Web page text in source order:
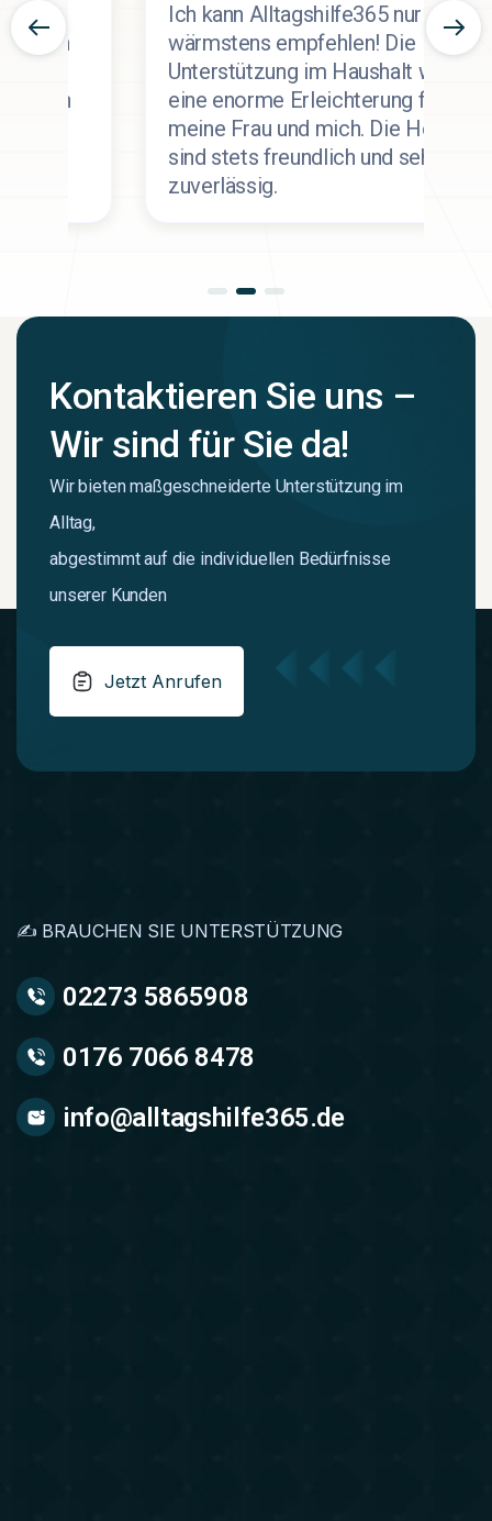
Ich kann Alltagshilfe365 nur
wärmstens empfehlen! Die
Unterstützung im Haushalt war
eine enorme Erleichterung für
meine Frau und mich. Die Helfer
sind stets freundlich und sehr
zuverlässig.
Kontaktieren Sie uns –
Wir sind für Sie da!
Wir bieten maßgeschneiderte Unterstützung im
Alltag,
abgestimmt auf die individuellen Bedürfnisse
unserer Kunden
Jetzt Anrufen
✍️ BRAUCHEN SIE UNTERSTÜTZUNG
02273 5865908
0176 7066 8478
info@alltagshilfe365.de